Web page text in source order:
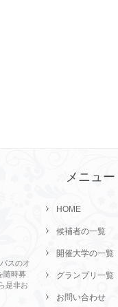
スのオ
随時募
是非お
メニュー
HOME
候補者の一覧
開催大学の一覧
グランプリ一覧
お問い合わせ